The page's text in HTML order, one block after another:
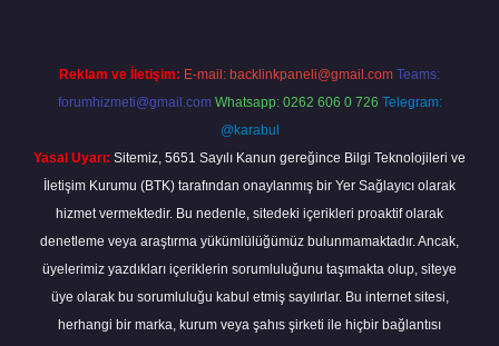
Reklam ve İletişim: E-mail: backlinkpaneli@gmail.com Teams:
forumhizmeti@gmail.com Whatsapp: 0262 606 0 726 Telegram:
@karabul
Yasal Uyarı: Sitemiz, 5651 Sayılı Kanun gereğince Bilgi Teknolojileri ve
İletişim Kurumu (BTK) tarafından onaylanmış bir Yer Sağlayıcı olarak
hizmet vermektedir. Bu nedenle, sitedeki içerikleri proaktif olarak
denetleme veya araştırma yükümlülüğümüz bulunmamaktadır. Ancak,
üyelerimiz yazdıkları içeriklerin sorumluluğunu taşımakta olup, siteye
üye olarak bu sorumluluğu kabul etmiş sayılırlar. Bu internet sitesi,
herhangi bir marka, kurum veya şahıs şirketi ile hiçbir bağlantısı